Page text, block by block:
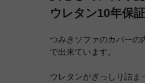
ウレタン10年保
つみきソファのカバーの
で出来ています。
ウレタンがぎっしり詰ま